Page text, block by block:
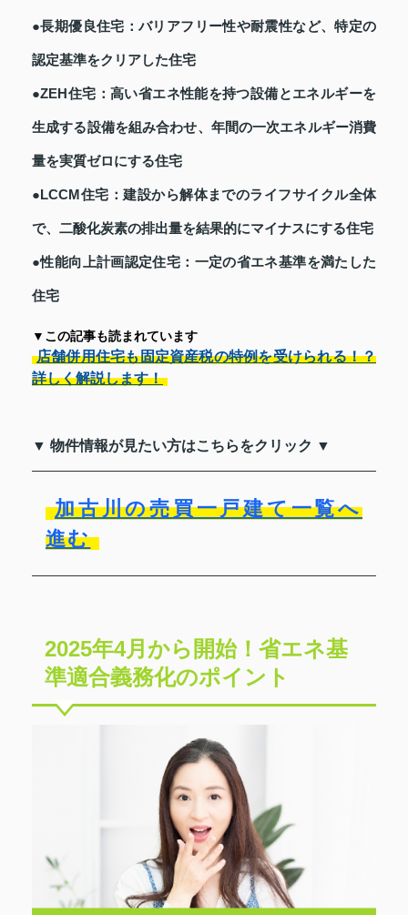
●長期優良住宅：バリアフリー性や耐震性など、特定の
認定基準をクリアした住宅
●ZEH住宅：高い省エネ性能を持つ設備とエネルギーを
生成する設備を組み合わせ、年間の一次エネルギー消費
量を実質ゼロにする住宅
●LCCM住宅：建設から解体までのライフサイクル全体
で、二酸化炭素の排出量を結果的にマイナスにする住宅
●性能向上計画認定住宅：一定の省エネ基準を満たした
住宅
▼この記事も読まれています
店舗併用住宅も固定資産税の特例を受けられる！？
詳しく解説します！
▼ 物件情報が見たい方はこちらをクリック ▼
加古川の売買一戸建て一覧へ
進む
2025年4月から開始！省エネ基
準適合義務化のポイント